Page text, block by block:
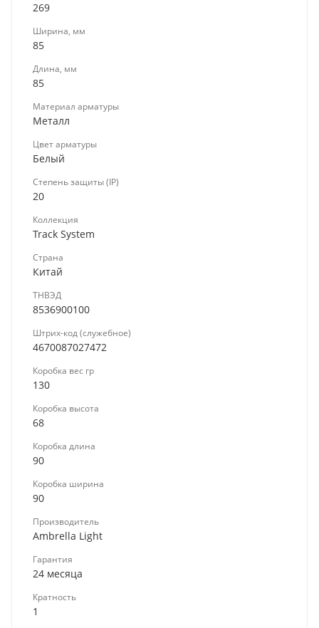
269
Ширина, мм
85
Длина, мм
85
Материал арматуры
Металл
Цвет арматуры
Белый
Степень защиты (IP)
20
Коллекция
Track System
Страна
Китай
ТНВЭД
8536900100
Штрих-код (служебное)
4670087027472
Коробка вес гр
130
Коробка высота
68
Коробка длина
90
Коробка ширина
90
Производитель
Ambrella Light
Гарантия
24 месяца
Кратность
1